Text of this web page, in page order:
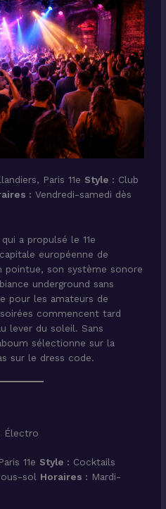
Paris 11e Style : Club
: Vendredi-samedi dès
a propulsé le 11e
européenne de
pointue, son système sonore
underground sans
pour les amateurs de
commencent tard
lever du soleil. Sans
sélectionne sur la
sur le dress code.
Électro
11e Style : Cocktails
sol Horaires : Mardi-